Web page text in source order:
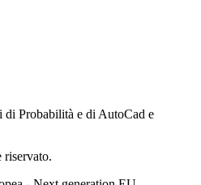
di Probabilità e di AutoCad e
riservato.